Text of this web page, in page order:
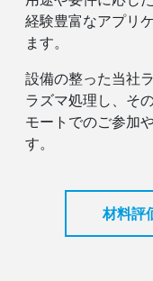
経験豊富なアプリ
ます。
設備の整った当社
ラズマ処理し、そ
モートでのご参加
す。
材料評